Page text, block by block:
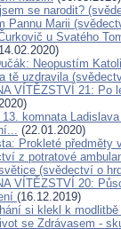
se narodit?
Pannu Marii
u Svatého
Neopustím
tě uzdravila
VÍTĚZSTVÍ 21: Po
13. komnata
(22.01.2020)
Prokleté předměty
z potratové
(svědectví o
VÍTĚZSTVÍ 20:
(16.12.2019)
si klekl k
se Zdrávasem -